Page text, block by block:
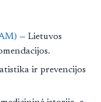
— Lietuvos
ir prevencijos